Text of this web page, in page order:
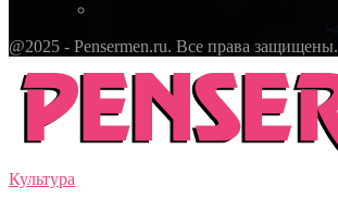
@2025 - Pensermen.ru. Все права защищены.
Культура